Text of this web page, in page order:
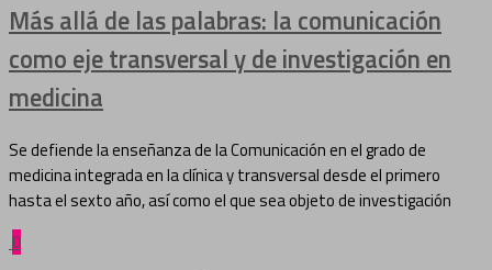
Más allá de las palabras: la comunicación
como eje transversal y de investigación en
medicina
Se defiende la enseñanza de la Comunicación en el grado de
medicina integrada en la clínica y transversal desde el primero
hasta el sexto año, así como el que sea objeto de investigación
0